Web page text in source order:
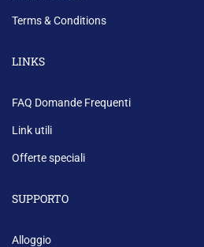
Terms & Conditions
LINKS
FAQ Domande Frequenti
Link utili
Offerte speciali
SUPPORTO
Alloggio